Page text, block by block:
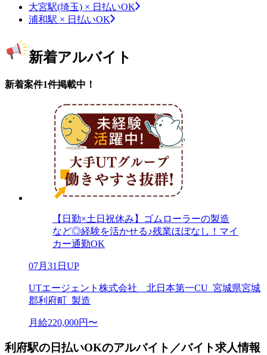
大宮駅(埼玉) × 日払いOK
浦和駅 × 日払いOK
新着アルバイト
新着案件1件掲載中！
【日勤×土日祝休み】ゴムローラーの製造
など◎経験を活かせる♪残業ほぼなし！マイ
カー通勤OK
07月31日UP
UTエージェント株式会社 北日本第一CU_宮城県宮城
郡利府町_製造
月給220,000円〜
利府駅の日払いOKのアルバイト／バイト求人情報